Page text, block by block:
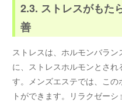
2.3. ストレスがもた
善
ストレスは、ホルモンバラ
に、ストレスホルモンとさ
す。メンズエステでは、こ
トができます。リラクゼー